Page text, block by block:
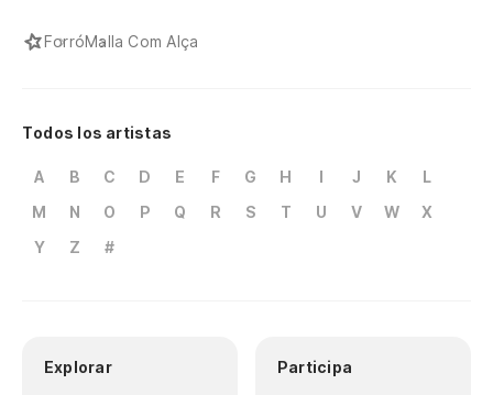
ForróMalla Com Alça
Todos los artistas
A B C D E F G H I J K
L
M
N O P Q R S T U V W
X
Y
Z #
Explorar Participa